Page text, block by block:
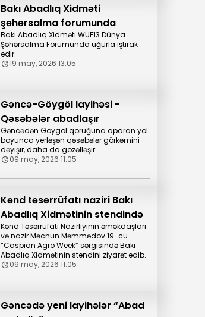
Bakı Abadlıq Xidməti
şəhərsalma forumunda
Bakı Abadlıq Xidməti WUF13 Dünya
Şəhərsalma Forumunda uğurla iştirak
edir.
19 may, 2026 13:05
Gəncə-Göygöl layihəsi -
Qəsəbələr abadlaşır
Gəncədən Göygöl qoruğuna aparan yol
boyunca yerləşən qəsəbələr görkəmini
dəyişir, daha da gözəlləşir.
09 may, 2026 11:05
Kənd təsərrüfatı naziri Bakı
Abadlıq Xidmətinin stendində
Kənd Təsərrüfatı Nazirliyinin əməkdaşları
və nazir Məcnun Məmmədov 19-cu
“Caspian Agro Week” sərgisində Bakı
Abadlıq Xidmətinin stendini ziyarət edib.
09 may, 2026 11:05
Gəncədə yeni layihələr “Abad